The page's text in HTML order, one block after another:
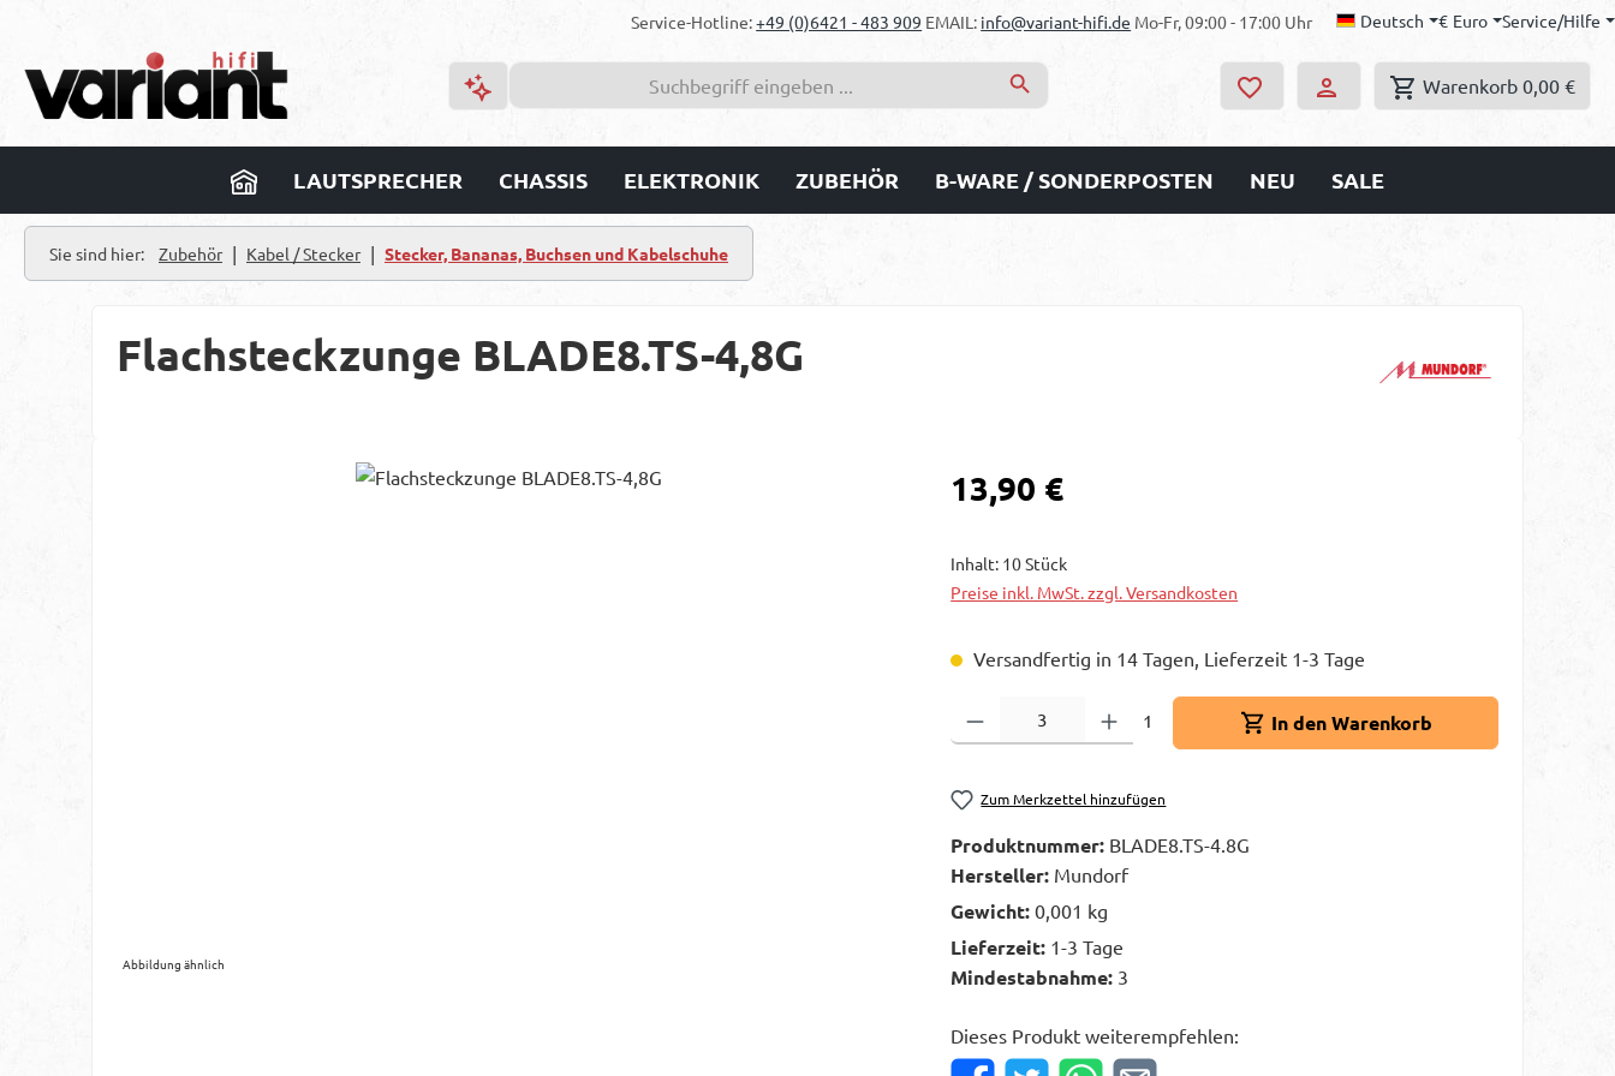
Service-Hotline:+49 (0)6421 - 483 909 EMAIL: info@variant-hifi.de Mo-Fr, 09:00 - 17:00 Uhr Deutsch € Euro Service/Hilfe
Warenkorb 0,00 €
LAUTSPRECHER CHASSIS ELEKTRONIK ZUBEHÖR B-WARE / SONDERPOSTEN NEU SALE
Sie sind hier: Zubehör | Kabel / Stecker | Stecker, Bananas, Buchsen und Kabelschuhe
Flachsteckzunge BLADE8.TS-4,8G
Abbildung ähnlich
Regulärer Preis:
13,90 €
Inhalt: 10 Stück
Preise inkl. MwSt. zzgl. Versandkosten
Versandfertig in 14 Tagen, Lieferzeit 1-3 Tage
Produkt Anzahl: Gib den gewünschten Wert ein oder benutze die Schaltflächen um die
1 In den Warenkorb
Zum Merkzettel hinzufügen
Produktnummer: BLADE8.TS-4.8G
Hersteller: Mundorf
Gewicht:0,001 kg
Lieferzeit: 1-3 Tage
Mindestabnahme: 3
Dieses Produkt weiterempfehlen: